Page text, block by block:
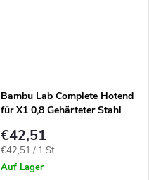
Bambu Lab Complete Hotend
für X1 0,8 Gehärteter Stahl
€42,51
Verkaufspreis:
€42,51 / 1 St
Auf Lager